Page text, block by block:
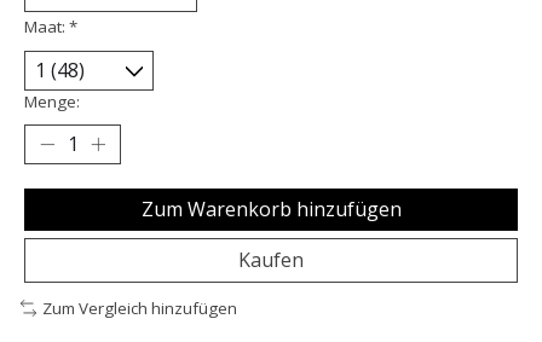
Maat: *
Menge:
Zum Warenkorb hinzufügen
Kaufen
Zum Vergleich hinzufügen